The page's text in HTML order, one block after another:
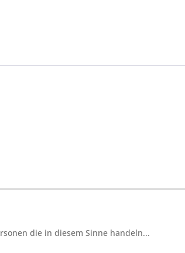
die in diesem Sinne handeln...